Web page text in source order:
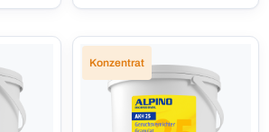
Konzentrat